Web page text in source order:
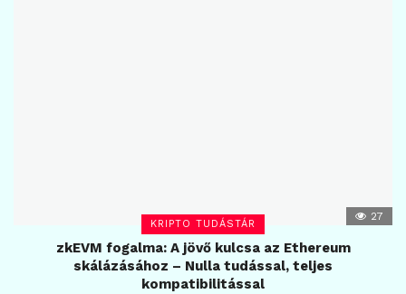
KRIPTO TUDÁSTÁR
27
zkEVM fogalma: A jövő kulcsa az Ethereum
skálázásához – Nulla tudással, teljes
kompatibilitással